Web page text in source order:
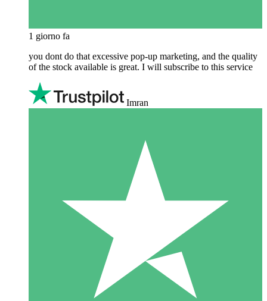
1 giorno fa
you dont do that excessive pop-up marketing, and the quality
of the stock available is great. I will subscribe to this service
Imran